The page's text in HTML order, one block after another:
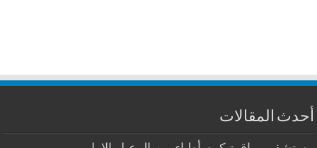
أحدث المقالات